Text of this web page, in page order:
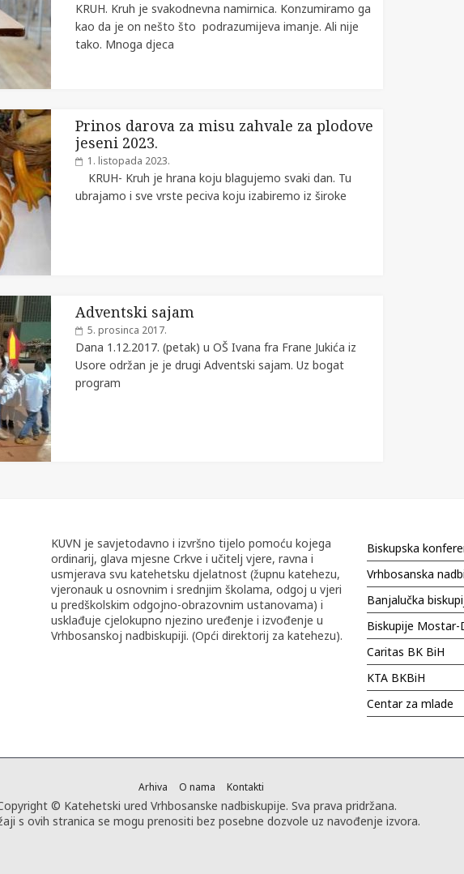
KRUH. Kruh je svakodnevna namirnica. Konzumiramo ga
kao da je on nešto što podrazumijeva imanje. Ali nije
tako. Mnoga djeca
Prinos darova za misu zahvale za plodove
jeseni 2023.
1. listopada 2023.
KRUH- Kruh je hrana koju blagujemo svaki dan. Tu
ubrajamo i sve vrste peciva koju izabiremo iz široke
Adventski sajam
5. prosinca 2017.
Dana 1.12.2017. (petak) u OŠ Ivana fra Frane Jukića iz
Usore održan je je drugi Adventski sajam. Uz bogat
program
KUVN je savjetodavno i izvršno tijelo pomoću kojega
ordinarij, glava mjesne Crkve i učitelj vjere, ravna i
usmjerava svu katehetsku djelatnost (župnu katehezu,
vjeronauk u osnovnim i srednjim školama, odgoj u vjeri
u predškolskim odgojno-obrazovnim ustanovama) i
usklađuje cjelokupno njezino uređenje i izvođenje u
Vrhbosanskoj nadbiskupiji. (Opći direktorij za katehezu).
Biskupska
Vrhbosanska
Banjalučka
Biskupije Mostar-
Caritas BK BiH
KTA BKBiH
Centar za mlade
Arhiva O nama Kontakti
© Katehetski ured Vrhbosanske nadbiskupije. Sva prava pridržana.
s ovih stranica se mogu prenositi bez posebne dozvole uz navođenje izvora.